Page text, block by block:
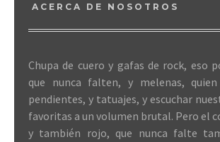
ACERCA DE NOSOTROS
Chupa de cuero y gafas de rock, eso
que nunca falten, y melenas,
pendientes, y tatuajes, y escuchar
favoritas a un volumen brutal. Pero el
y también rojo, que nunca falte